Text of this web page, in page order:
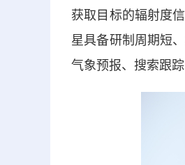
获取目标的辐射度
星具备研制周期短
气象预报、搜索跟